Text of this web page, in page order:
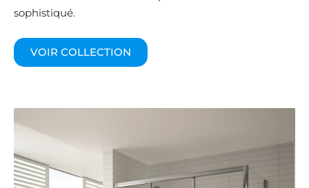
votre salle de bains en un espace moderne et
VOIR COLLECTION